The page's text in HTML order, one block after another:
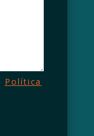
Política